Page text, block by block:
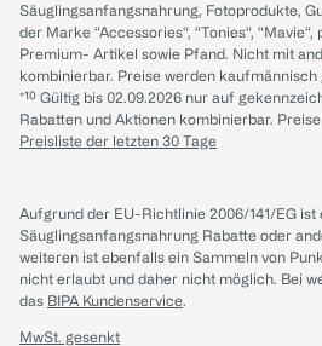
Säuglingsanfangsnahrung, Fotoprodukte,
der Marke “Accessories“, “Tonies“,
Premium- Artikel sowie Pfand. Nicht mit
kombinierbar. Preise werden kaufmännisch
*¹⁰ Gültig bis 02.09.2026 nur auf
Rabatten und Aktionen kombinierbar.
Preisliste der letzten 30 Tage
Aufgrund der EU-Richtlinie 2006/141/EG ist
Säuglingsanfangsnahrung Rabatte oder
weiteren ist ebenfalls ein Sammeln von
nicht erlaubt und daher nicht möglich. Bei
das BIPA Kundenservice.
MwSt. gesenkt